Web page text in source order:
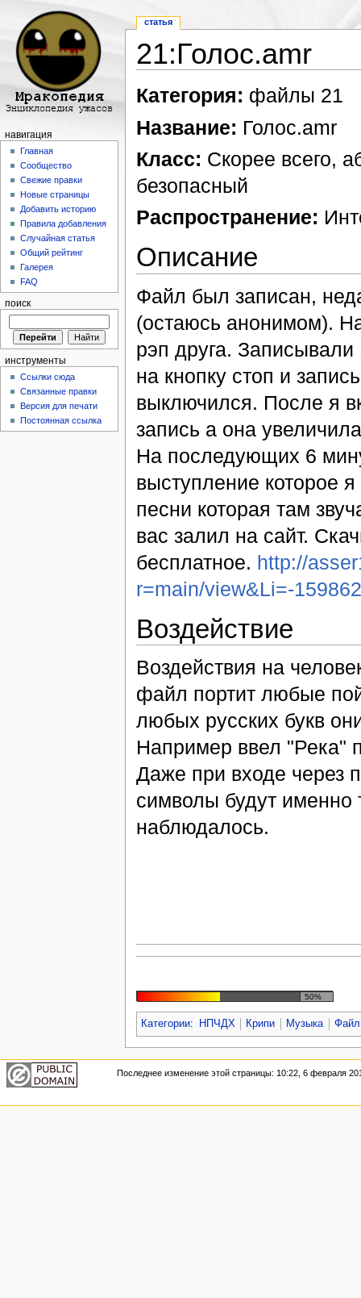
21:Голос.amr
Категория: файлы 21
Название: Голос.amr
Класс: Скорее всего,
безопасный
Распространение:
Описание
Файл был записан,
(остаюсь анонимом).
рэп друга.
на кнопку стоп и
выключился. После я
запись а она
На последующих 6
выступление которое
песни которая там
вас залил на сайт.
бесплатное. http://
r=main/view&Li=-
Воздействие
Воздействия на
файл портит любые
любых русских букв
Например ввел "Река"
Даже при входе через
символы будут именно
наблюдалось.
50%
Категории: НПЧДХ Крипи Музыка
статья
навигация
Главная
Сообщество
Свежие правки
Новые страницы
Добавить историю
Правила добавления
Случайная статья
Общий рейтинг
Галерея
FAQ
поиск
инструменты
Ссылки сюда
Связанные правки
Версия для печати
Постоянная ссылка
Последнее изменение этой страницы: 10:22, 6 февраля